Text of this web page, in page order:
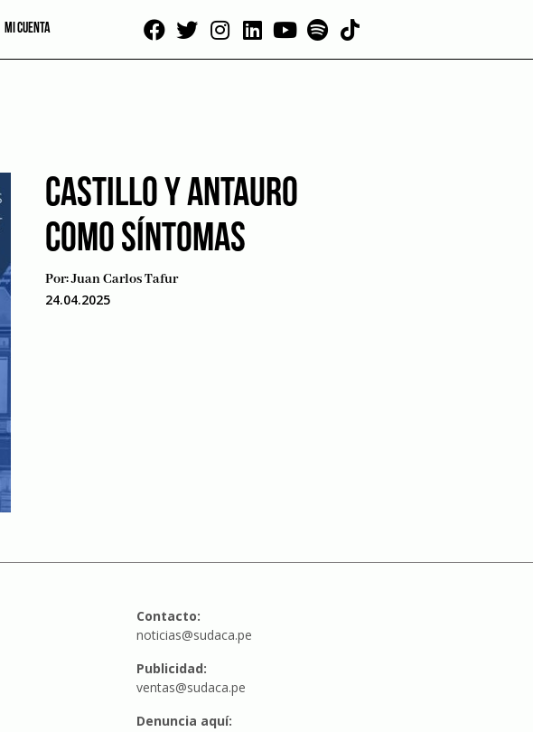
MI CUENTA
CASTILLO Y ANTAURO
COMO SÍNTOMAS
Por:Juan Carlos Tafur
24.04.2025
Contacto:
noticias@sudaca.pe
Publicidad:
ventas@sudaca.pe
Denuncia aquí: